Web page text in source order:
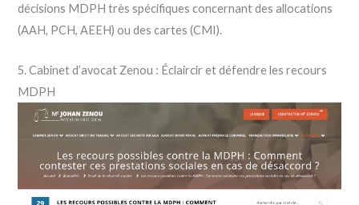
décisions MDPH très spécifiques concernant des allocations
(AAH, PCH, AEEH) ou des cartes (CMI).
5. Cabinet d’avocat Zenou : Éclaircir et défendre les recours
MDPH